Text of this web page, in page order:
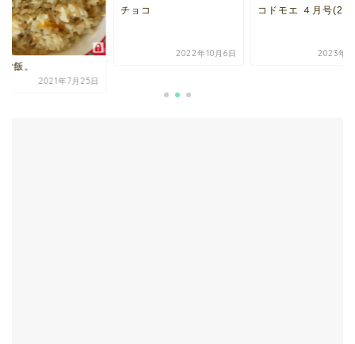
コ
2022年10月6日
コドモエ ４月号(2023)
2023年3月8日